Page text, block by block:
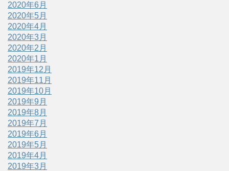
2020年6月
2020年5月
2020年4月
2020年3月
2020年2月
2020年1月
2019年12月
2019年11月
2019年10月
2019年9月
2019年8月
2019年7月
2019年6月
2019年5月
2019年4月
2019年3月